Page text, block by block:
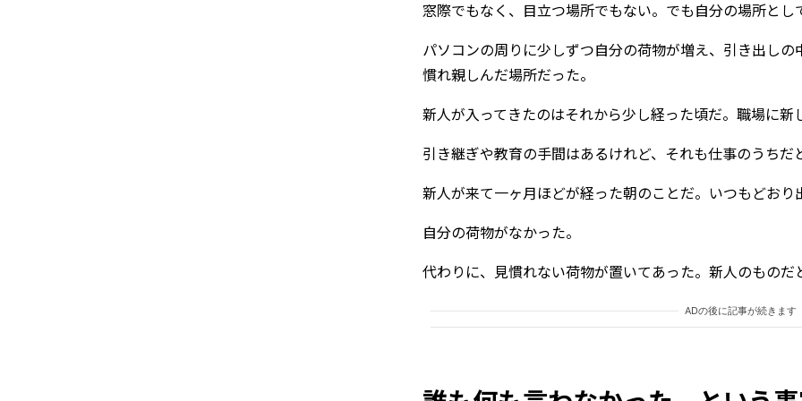
窓際でもなく、目立つ場所でもない。でも自分の場所と
パソコンの周りに少しずつ自分の荷物が増え、引き出し
慣れ親しんだ場所だった。
新人が入ってきたのはそれから少し経った頃だ。職場に
引き継ぎや教育の手間はあるけれど、それも仕事のうちだ
新人が来て一ヶ月ほどが経った朝のことだ。いつもどお
自分の荷物がなかった。
代わりに、見慣れない荷物が置いてあった。新人のものだ
ADの後に記事が続きます